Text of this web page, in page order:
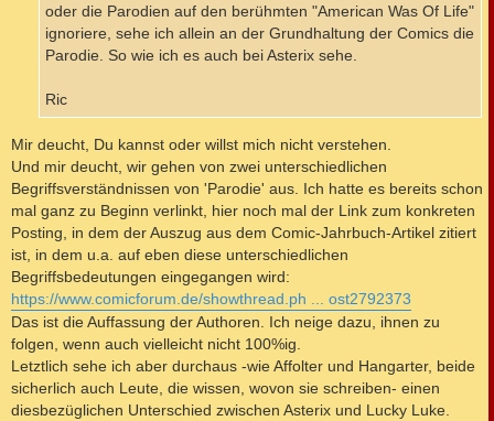
oder die Parodien auf den berühmten "American Was Of Life"
ignoriere, sehe ich allein an der Grundhaltung der Comics die
Parodie. So wie ich es auch bei Asterix sehe.
Ric
Mir deucht, Du kannst oder willst mich nicht verstehen.
Und mir deucht, wir gehen von zwei unterschiedlichen
Begriffsverständnissen von 'Parodie' aus. Ich hatte es bereits schon
mal ganz zu Beginn verlinkt, hier noch mal der Link zum konkreten
Posting, in dem der Auszug aus dem Comic-Jahrbuch-Artikel zitiert
ist, in dem u.a. auf eben diese unterschiedlichen
Begriffsbedeutungen eingegangen wird:
https://www.comicforum.de/showthread.ph ... ost2792373
Das ist die Auffassung der Authoren. Ich neige dazu, ihnen zu
folgen, wenn auch vielleicht nicht 100%ig.
Letztlich sehe ich aber durchaus -wie Affolter und Hangarter, beide
sicherlich auch Leute, die wissen, wovon sie schreiben- einen
diesbezüglichen Unterschied zwischen Asterix und Lucky Luke.